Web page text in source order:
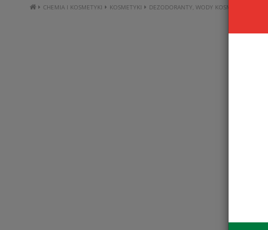
CHEMIA I KOSMETYKI KOSMETYKI DEZODORANTY, WODY KOSMETYCZNE